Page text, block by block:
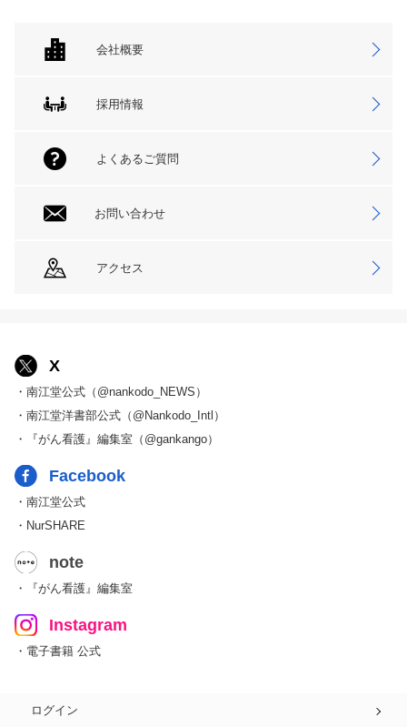
会社概要
採用情報
よくあるご質問
お問い合わせ
アクセス
X
・南江堂公式（@nankodo_NEWS）
・南江堂洋書部公式（@Nankodo_Intl）
・『がん看護』編集室（@gankango）
Facebook
・南江堂公式
・NurSHARE
note
・『がん看護』編集室
Instagram
・電子書籍 公式
ログイン